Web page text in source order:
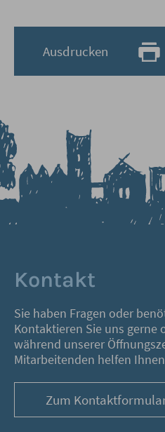
Ausdrucken
Kontakt
Sie haben Fragen oder
Kontaktieren Sie uns gerne
während unserer
Mitarbeitenden helfen
Zum